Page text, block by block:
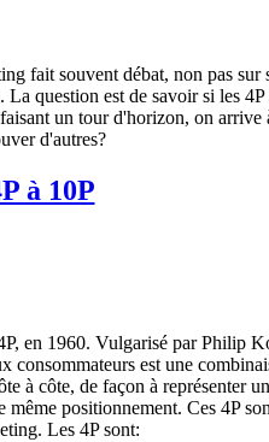
fait souvent débat, non pas sur
question est de savoir si les 4P
un tour d'horizon, on
d'autres?
en 1960. Vulgarisé par Philip
est une
à côte, de façon à représenter
positionnement. Ces 4P
Les 4P sont: